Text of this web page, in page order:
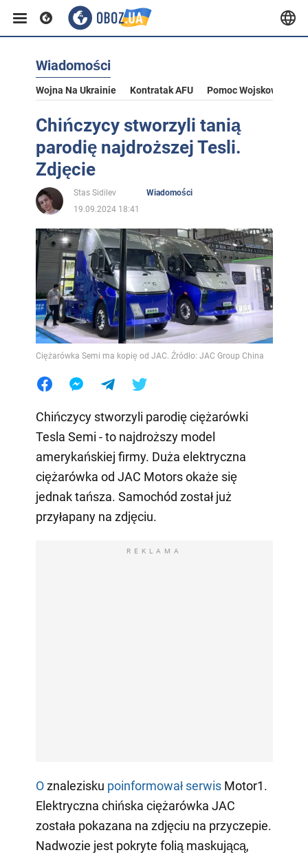
Wiadomości
Wojna Na Ukrainie Kontratak AFU Pomoc Wojskowa Dla
Chińczycy stworzyli tanią
parodię najdroższej Tesli.
Zdjęcie
Stas Sidilev
Wiadomości
19.09.2024 18:41
Ciężarówka Semi ma kopię od JAC. Źródło: JAC Group China
Chińczycy stworzyli parodię ciężarówki
Tesla Semi - to najdroższy model
amerykańskiej firmy. Duża elektryczna
ciężarówka od JAC Motors okaże się
jednak tańsza. Samochód został już
przyłapany na zdjęciu.
REKLAMA
Oznalezisku poinformował serwis Motor1.
Elektryczna chińska ciężarówka JAC
została pokazana na zdjęciu na przyczepie.
Nadwozie jest pokryte folią maskującą,